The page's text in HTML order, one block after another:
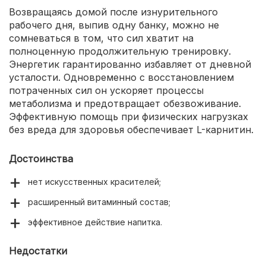
Возвращаясь домой после изнурительного
рабочего дня, выпив одну банку, можно не
сомневаться в том, что сил хватит на
полноценную продолжительную тренировку.
Энергетик гарантированно избавляет от дневной
усталости. Одновременно с восстановлением
потраченных сил он ускоряет процессы
метаболизма и предотвращает обезвоживание.
Эффективную помощь при физических нагрузках
без вреда для здоровья обеспечивает L-карнитин.
Достоинства
нет искусственных красителей;
расширенный витаминный состав;
эффективное действие напитка.
Недостатки